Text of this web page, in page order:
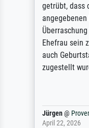
getrübt, dass
Ehefrau sein
auch
zugestellt
Jürgen@
April 22, 2026